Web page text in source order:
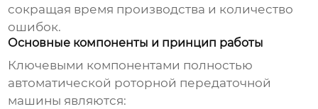
сокращая время производства и количество
ошибок.
Основные компоненты и принцип работы
Ключевыми компонентами полностью
автоматической роторной передаточной
машины являются: